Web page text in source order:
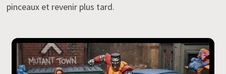
pinceaux et revenir plus tard.